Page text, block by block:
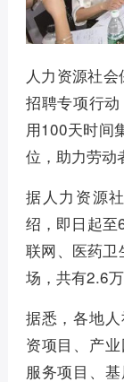
人力资源社
招聘专项行
用100天时间
位，助力劳动
据人力资源
绍，即日起至
联网、医药
场，共有2.6
据悉，各地
资项目、产
服务项目、